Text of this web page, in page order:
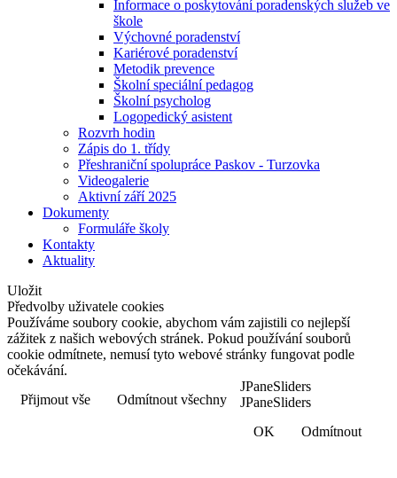
Informace o poskytování poradenských služeb ve
škole
Výchovné poradenství
Kariérové poradenství
Metodik prevence
Školní speciální pedagog
Školní psycholog
Logopedický asistent
Rozvrh hodin
Zápis do 1. třídy
Přeshraniční spolupráce Paskov - Turzovka
Videogalerie
Aktivní září 2025
Dokumenty
Formuláře školy
Kontakty
Aktuality
Uložit
Předvolby uživatele cookies
Používáme soubory cookie, abychom vám zajistili co nejlepší
zážitek z našich webových stránek. Pokud používání souborů
cookie odmítnete, nemusí tyto webové stránky fungovat podle
očekávání.
Přijmout vše
Odmítnout všechny
JPaneSliders
JPaneSliders
OK
Odmítnout